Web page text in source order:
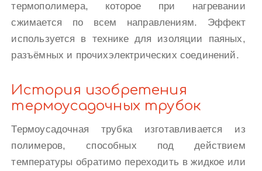
термополимера, которое при нагревании
сжимается по всем направлениям. Эффект
используется в технике для изоляции паяных,
разъёмных и прочихэлектрических соединений.
История изобретения
термоусадочных трубок
Термоусадочная трубка изготавливается из
полимеров, способных под действием
температуры обратимо переходить в жидкое или